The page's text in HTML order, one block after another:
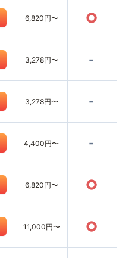
6,820円〜 ○
3,278円〜 -
3,278円〜 -
4,400円〜 -
6,820円〜 ○
11,000円〜 ○